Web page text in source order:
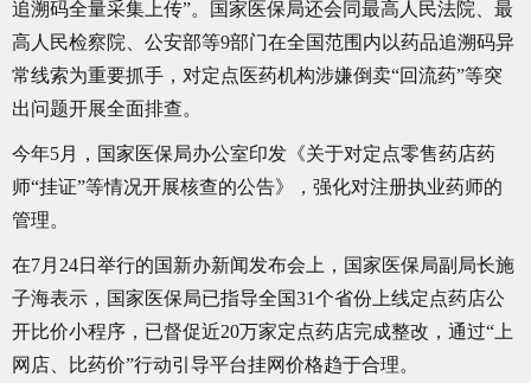
追溯码全量采集上传”。国家医保局还会同最高人民法院、最
高人民检察院、公安部等9部门在全国范围内以药品追溯码异
常线索为重要抓手，对定点医药机构涉嫌倒卖“回流药”等突
出问题开展全面排查。
今年5月，国家医保局办公室印发《关于对定点零售药店药
师“挂证”等情况开展核查的公告》，强化对注册执业药师的
管理。
在7月24日举行的国新办新闻发布会上，国家医保局副局长施
子海表示，国家医保局已指导全国31个省份上线定点药店公
开比价小程序，已督促近20万家定点药店完成整改，通过“上
网店、比药价”行动引导平台挂网价格趋于合理。